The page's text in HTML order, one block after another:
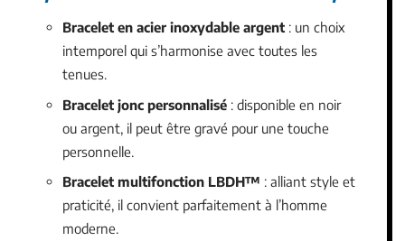
Bracelet en acier inoxydable argent : un choix
intemporel qui s’harmonise avec toutes les
tenues.
Bracelet jonc personnalisé : disponible en noir
ou argent, il peut être gravé pour une touche
personnelle.
Bracelet multifonction LBDH™ : alliant style et
praticité, il convient parfaitement à l’homme
moderne.